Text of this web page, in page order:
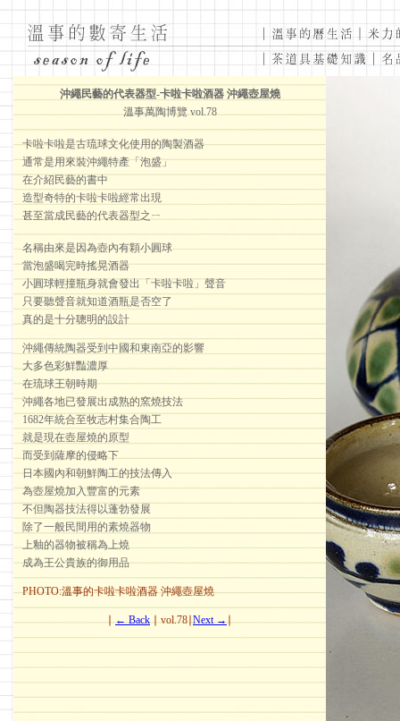
沖繩民藝的代表器型-卡啦卡啦酒器 沖繩壺屋燒
溫事萬陶博覽 vol.78
卡啦卡啦是古琉球文化使用的陶製酒器
通常是用來裝沖繩特產「泡盛」
在介紹民藝的書中
造型奇特的卡啦卡啦經常出現
甚至當成民藝的代表器型之ㄧ
名稱由來是因為壺內有顆小圓球
當泡盛喝完時搖晃酒器
小圓球輕撞瓶身就會發出「卡啦卡啦」聲音
只要聽聲音就知道酒瓶是否空了
真的是十分聰明的設計
沖繩傳統陶器受到中國和東南亞的影響
大多色彩鮮豔濃厚
在琉球王朝時期
沖繩各地已發展出成熟的窯燒技法
1682年統合至牧志村集合陶工
就是現在壺屋燒的原型
而受到薩摩的侵略下
日本國內和朝鮮陶工的技法傳入
為壺屋燒加入豐富的元素
不但陶器技法得以蓬勃發展
除了一般民間用的素燒器物
上釉的器物被稱為上燒
成為王公貴族的御用品
PHOTO:溫事的卡啦卡啦酒器 沖繩壺屋燒
← Back ∣ vol.78∣ Next →